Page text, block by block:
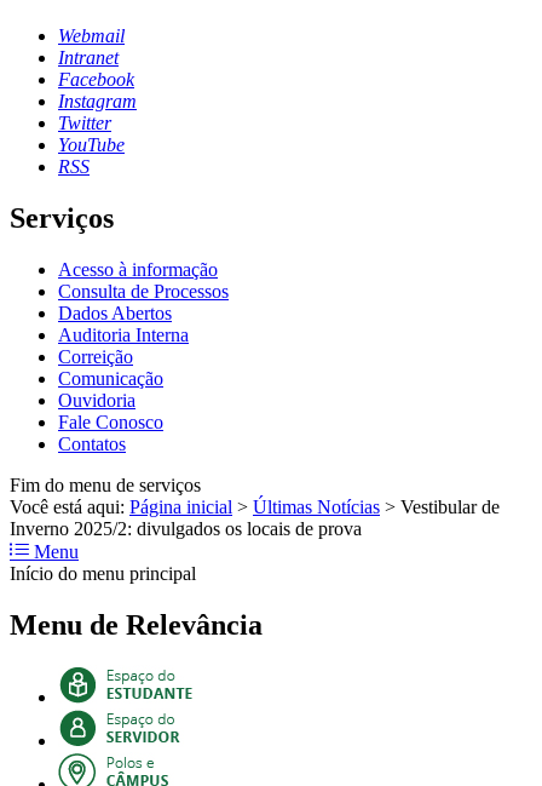
Webmail
Intranet
Facebook
Instagram
Twitter
YouTube
RSS
Serviços
Acesso à informação
Consulta de Processos
Dados Abertos
Auditoria Interna
Correição
Comunicação
Ouvidoria
Fale Conosco
Contatos
Fim do menu de serviços
Você está aqui: Página inicial > Últimas Notícias > Vestibular de
Inverno 2025/2: divulgados os locais de prova
Menu
Início do menu principal
Menu de Relevância